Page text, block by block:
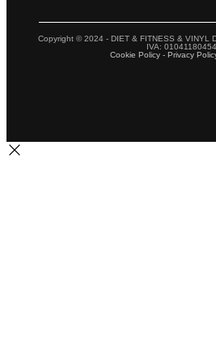
Copyright © 2024 - DIET & FITNESS & VINYL
IVA: 01041180454
Cookie Policy - Privacy